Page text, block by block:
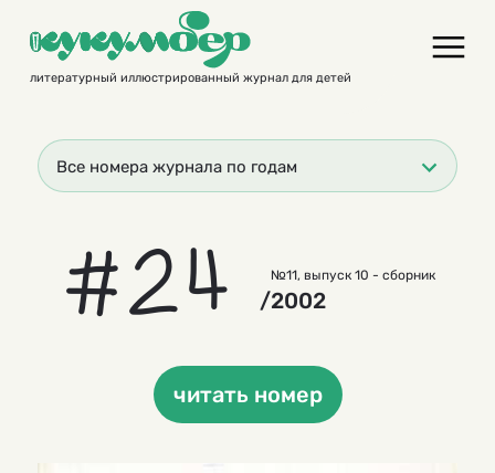
contentлитературный иллюстрированный журнал для детей
Все номера журнала по годам
#24 №11, выпуск 10 - сборник
/2002
читать номер